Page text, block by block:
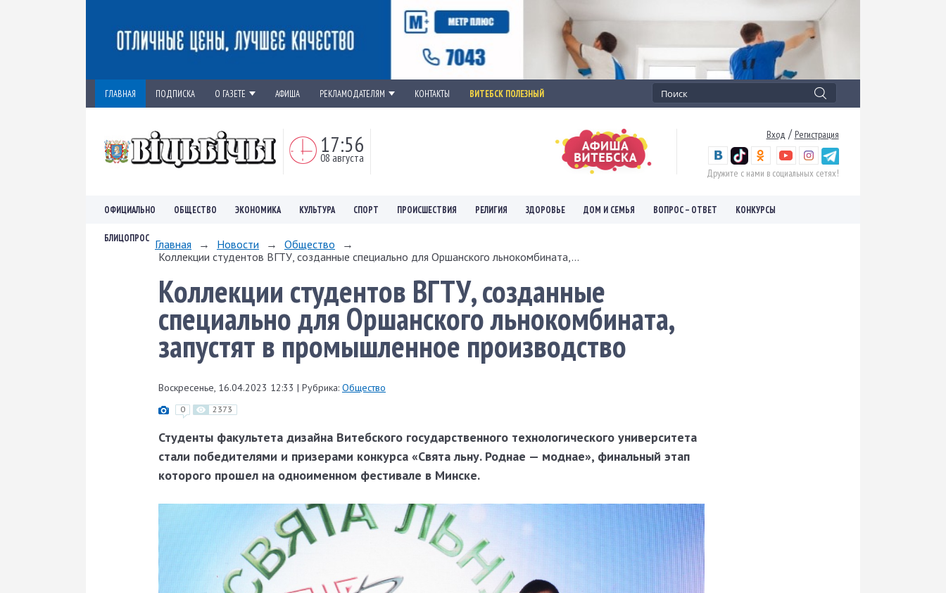
ГЛАВНАЯ ПОДПИСКА О ГАЗЕТЕ АФИША РЕКЛАМОДАТЕЛЯМ КОНТАКТЫ ВИТЕБСК ПОЛЕЗНЫЙ
17:56
08 августа
Вход / Регистрация
Дружите с нами в социальных сетях!
ОФИЦИАЛЬНО ОБЩЕСТВО ЭКОНОМИКА КУЛЬТУРА СПОРТ ПРОИСШЕСТВИЯ РЕЛИГИЯ ЗДОРОВЬЕ ДОМ И СЕМЬЯ ВОПРОС – ОТВЕТ КОНКУРСЫ
БЛИЦОПРОС Главная → Новости → Общество
→
Коллекции студентов ВГТУ, созданные специально для Оршанского льнокомбината,...
Коллекции студентов ВГТУ, созданные
специально для Оршанского льнокомбината,
запустят в промышленное производство
Воскресенье, 16.04.2023 12:33 | Рубрика: Общество
0 2373
Студенты факультета дизайна Витебского государственного технологического университета
стали победителями и призерами конкурса «Свята льну. Роднае — моднае», финальный этап
которого прошел на одноименном фестивале в Минске.